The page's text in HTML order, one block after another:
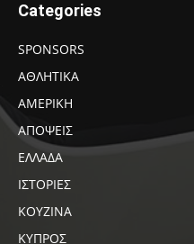
Categories
SPONSORS
ΑΘΛΗΤΙΚΑ
ΑΜΕΡΙΚΗ
ΑΠΟΨΕΙΣ
ΕΛΛΑΔΑ
ΙΣΤΟΡΙΕΣ
ΚΟΥΖΙΝΑ
ΚΥΠΡΟΣ